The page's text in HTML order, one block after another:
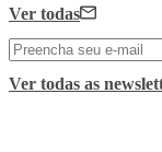
Ver todas
Ver todas as